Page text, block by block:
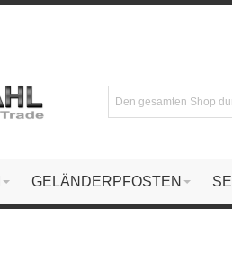
GELÄNDERPFOSTEN